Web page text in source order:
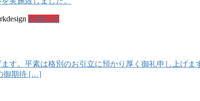
お知らせ
。平素は格別のお引立に預かり厚く御礼申し上げ
御期待 […]